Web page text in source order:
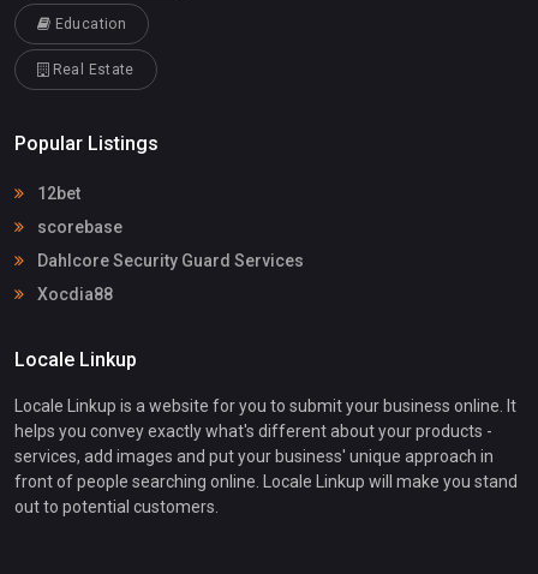
Education
Real Estate
Popular Listings
12bet
scorebase
Dahlcore Security Guard Services
Xocdia88
Locale Linkup
Locale Linkup is a website for you to submit your business online. It
helps you convey exactly what's different about your products -
services, add images and put your business' unique approach in
front of people searching online. Locale Linkup will make you stand
out to potential customers.